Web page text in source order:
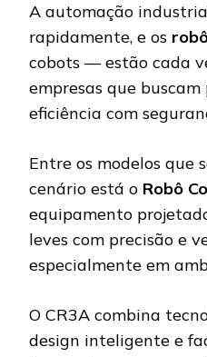
A automação
rapidamente, e os
cobots — estão cada
empresas que
eficiência com
Entre os modelos que
cenário está o Robô
equipamento
leves com precisão e
especialmente em
O CR3A combina
design inteligente e